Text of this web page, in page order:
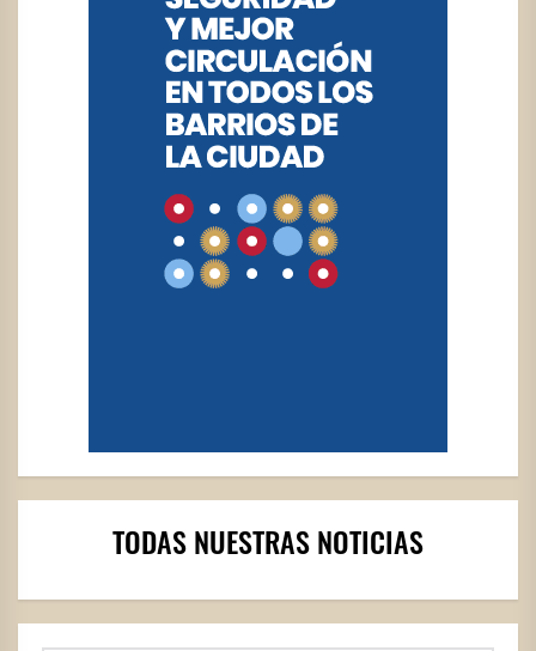
TODAS NUESTRAS NOTICIAS